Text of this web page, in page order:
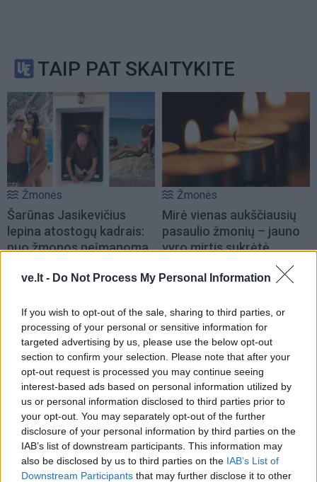
ve.lt - Do Not Process My Personal Information
If you wish to opt-out of the sale, sharing to third parties, or
processing of your personal or sensitive information for
targeted advertising by us, please use the below opt-out
section to confirm your selection. Please note that after your
opt-out request is processed you may continue seeing
interest-based ads based on personal information utilized by
us or personal information disclosed to third parties prior to
your opt-out. You may separately opt-out of the further
disclosure of your personal information by third parties on the
IAB’s list of downstream participants. This information may
also be disclosed by us to third parties on the IAB’s List of
Downstream Participants that may further disclose it to other
TAIP PAT SKAITYKITE
Žmonės
Šarūnas Jasikevičius
lepina atostogų kadrais:
nuo žmonos neįmanoma
Žmonės
Mirė vienas aukščiausių
pasaulio žmonių – jauno
vyro mirtis sukrėtė
Žmonės
Pareigūnams nepavyksta
baigti narkotikų
disponavimu įtariamo
Olego Šurajevo bylos
Žmonės
Reveka Devolskytė
prisiminė, iki ko nuvedė
desperatiškas noras
sulieknėti: apie pasekmes
negalvojau